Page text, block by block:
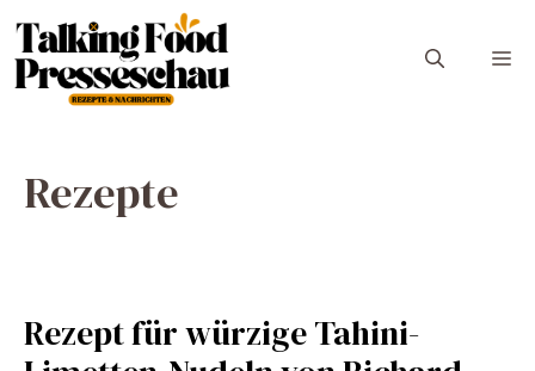
Inhalt
springen
Rezepte
Rezept für würzige Tahini-